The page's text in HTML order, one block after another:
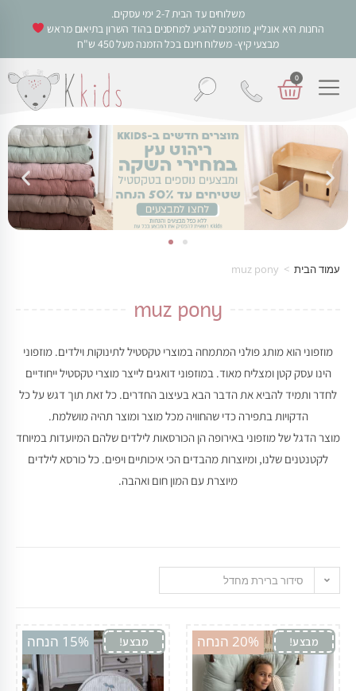
משלוחים עד הבית 2-7 ימי עסקים.
החנות היא אונליין, מוזמנים להגיע למחסנים בהוד השרון בתיאום מראש
מבצעי קיץ- משלוח חינם בכל הזמנה מעל 450 ש"ח
0
עמוד הבית >
muz pony
muz pony
מוזפוני הוא מותג פולני המתמחה במוצרי טקסטיל לתינוקות וילדים. מוזפוני
הינו עסק קטן ומצליח מאוד. במוזפוני דואגים לייצר מוצרי טקסטיל ייחודיים
לחדר ותמיד להביא את הדבר הבא בעיצוב החדרים. כל זאת תוך דגש על כל
הדקויות בתפירה כדי שהחוויה מכל מוצר ומוצר תהיה מושלמת.
מוצר הדגל של מוזפוני באירופה הן הכורסאות לילדים שלהם המיועדות במיוחד
לקטנטנים שלנו, ומיוצרות מהבדים הכי איכותיים ויפים. כל כורסא לילדים
מיוצרת עם המון חום ואהבה.
סידור ברירת מחדל
20% הנחה מבצע! 15% הנחה מבצע!